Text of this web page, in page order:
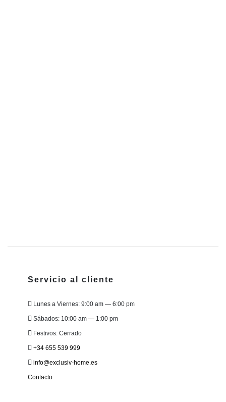
Servicio al cliente
Lunes a Viernes: 9:00 am — 6:00 pm
Sábados: 10:00 am — 1:00 pm
Festivos: Cerrado
+34 655 539 999
info@exclusiv-home.es
Contacto